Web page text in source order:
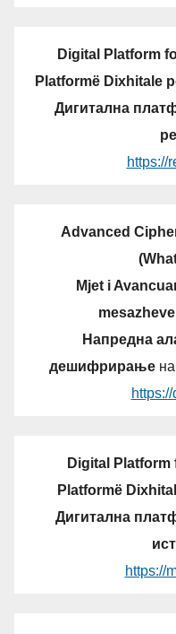
Digital Platform
Platformë Dixhitale
Дигитална
https://
Advanced
Mjet i
Напредна
дешифрирањена
Digital
Platformë
Дигитална
https://